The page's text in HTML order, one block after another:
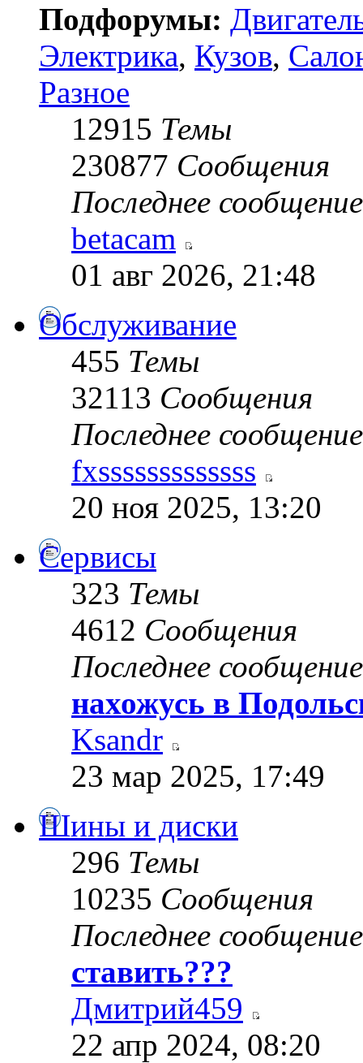
Подфорумы:
Электрика, Кузов,
Разное
12915 Темы
230877 Сообщения
Последнее сообщение
betacam
01 авг 2026, 21:48
Обслуживание
455 Темы
32113 Сообщения
Последнее сообщение
fxsssssssssssss
20 ноя 2025, 13:20
Сервисы
323 Темы
4612 Сообщения
Последнее сообщение
нахожусь в
Ksandr
23 мар 2025, 17:49
Шины и диски
296 Темы
10235 Сообщения
Последнее сообщение
ставить???
Дмитрий459
22 апр 2024, 08:20